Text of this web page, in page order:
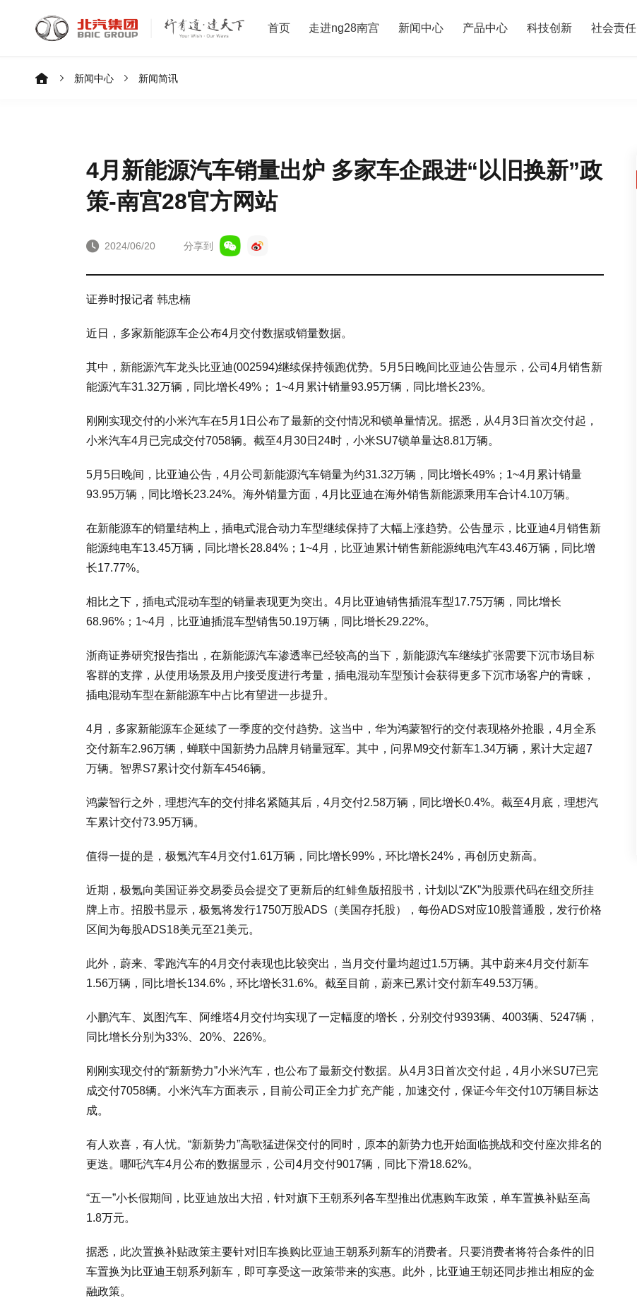
首页 走进ng28南宫 新闻中心 产品中心 科技创新 社会责任
新闻中心 新闻简讯
4月新能源汽车销量出炉 多家车企跟进“以旧换新”政
策-南宫28官方网站
2024/06/20 分享到
证券时报记者 韩忠楠
近日，多家新能源车企公布4月交付数据或销量数据。
其中，新能源汽车龙头比亚迪(002594)继续保持领跑优势。5月5日晚间比亚迪公告显示，公司4月销售新
能源汽车31.32万辆，同比增长49%； 1~4月累计销量93.95万辆，同比增长23%。
刚刚实现交付的小米汽车在5月1日公布了最新的交付情况和锁单量情况。据悉，从4月3日首次交付起，
小米汽车4月已完成交付7058辆。截至4月30日24时，小米SU7锁单量达8.81万辆。
5月5日晚间，比亚迪公告，4月公司新能源汽车销量为约31.32万辆，同比增长49%；1~4月累计销量
93.95万辆，同比增长23.24%。海外销量方面，4月比亚迪在海外销售新能源乘用车合计4.10万辆。
在新能源车的销量结构上，插电式混合动力车型继续保持了大幅上涨趋势。公告显示，比亚迪4月销售新
能源纯电车13.45万辆，同比增长28.84%；1~4月，比亚迪累计销售新能源纯电汽车43.46万辆，同比增
长17.77%。
相比之下，插电式混动车型的销量表现更为突出。4月比亚迪销售插混车型17.75万辆，同比增长
68.96%；1~4月，比亚迪插混车型销售50.19万辆，同比增长29.22%。
浙商证券研究报告指出，在新能源汽车渗透率已经较高的当下，新能源汽车继续扩张需要下沉市场目标
客群的支撑，从使用场景及用户接受度进行考量，插电混动车型预计会获得更多下沉市场客户的青睐，
插电混动车型在新能源车中占比有望进一步提升。
4月，多家新能源车企延续了一季度的交付趋势。这当中，华为鸿蒙智行的交付表现格外抢眼，4月全系
交付新车2.96万辆，蝉联中国新势力品牌月销量冠军。其中，问界M9交付新车1.34万辆，累计大定超7
万辆。智界S7累计交付新车4546辆。
鸿蒙智行之外，理想汽车的交付排名紧随其后，4月交付2.58万辆，同比增长0.4%。截至4月底，理想汽
车累计交付73.95万辆。
值得一提的是，极氪汽车4月交付1.61万辆，同比增长99%，环比增长24%，再创历史新高。
近期，极氪向美国证券交易委员会提交了更新后的红鲱鱼版招股书，计划以“ZK”为股票代码在纽交所挂
牌上市。招股书显示，极氪将发行1750万股ADS（美国存托股），每份ADS对应10股普通股，发行价格
区间为每股ADS18美元至21美元。
此外，蔚来、零跑汽车的4月交付表现也比较突出，当月交付量均超过1.5万辆。其中蔚来4月交付新车
1.56万辆，同比增长134.6%，环比增长31.6%。截至目前，蔚来已累计交付新车49.53万辆。
小鹏汽车、岚图汽车、阿维塔4月交付均实现了一定幅度的增长，分别交付9393辆、4003辆、5247辆，
同比增长分别为33%、20%、226%。
刚刚实现交付的“新新势力”小米汽车，也公布了最新交付数据。从4月3日首次交付起，4月小米SU7已完
成交付7058辆。小米汽车方面表示，目前公司正全力扩充产能，加速交付，保证今年交付10万辆目标达
成。
有人欢喜，有人忧。“新新势力”高歌猛进保交付的同时，原本的新势力也开始面临挑战和交付座次排名的
更迭。哪吒汽车4月公布的数据显示，公司4月交付9017辆，同比下滑18.62%。
“五一”小长假期间，比亚迪放出大招，针对旗下王朝系列各车型推出优惠购车政策，单车置换补贴至高
1.8万元。
据悉，此次置换补贴政策主要针对旧车换购比亚迪王朝系列新车的消费者。只要消费者将符合条件的旧
车置换为比亚迪王朝系列新车，即可享受这一政策带来的实惠。此外，比亚迪王朝还同步推出相应的金
融政策。